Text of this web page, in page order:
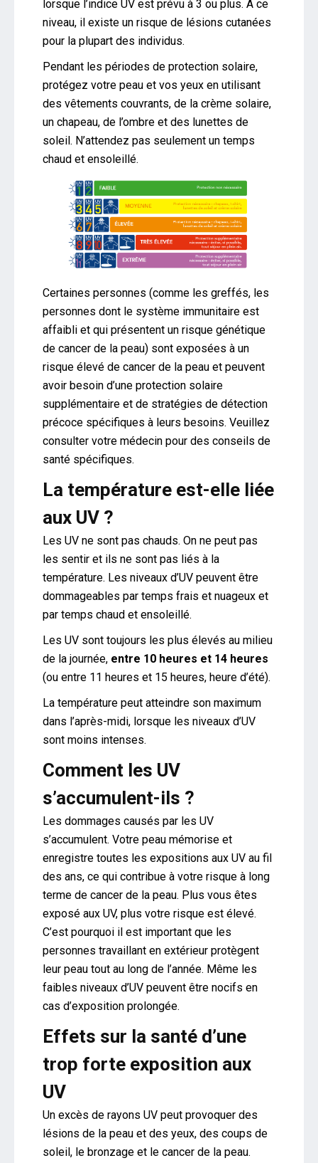
lorsque l’indice UV est prévu à 3 ou plus. À ce
niveau, il existe un risque de lésions cutanées
pour la plupart des individus.
Pendant les périodes de protection solaire,
protégez votre peau et vos yeux en utilisant
des vêtements couvrants, de la crème solaire,
un chapeau, de l’ombre et des lunettes de
soleil. N’attendez pas seulement un temps
chaud et ensoleillé.
Certaines personnes (comme les greffés, les
personnes dont le système immunitaire est
affaibli et qui présentent un risque génétique
de cancer de la peau) sont exposées à un
risque élevé de cancer de la peau et peuvent
avoir besoin d’une protection solaire
supplémentaire et de stratégies de détection
précoce spécifiques à leurs besoins. Veuillez
consulter votre médecin pour des conseils de
santé spécifiques.
La température est-elle liée
aux UV ?
Les UV ne sont pas chauds. On ne peut pas
les sentir et ils ne sont pas liés à la
température. Les niveaux d’UV peuvent être
dommageables par temps frais et nuageux et
par temps chaud et ensoleillé.
Les UV sont toujours les plus élevés au milieu
de la journée, entre 10 heures et 14 heures
(ou entre 11 heures et 15 heures, heure d’été).
La température peut atteindre son maximum
dans l’après-midi, lorsque les niveaux d’UV
sont moins intenses.
Comment les UV
s’accumulent-ils ?
Les dommages causés par les UV
s’accumulent. Votre peau mémorise et
enregistre toutes les expositions aux UV au fil
des ans, ce qui contribue à votre risque à long
terme de cancer de la peau. Plus vous êtes
exposé aux UV, plus votre risque est élevé.
C’est pourquoi il est important que les
personnes travaillant en extérieur protègent
leur peau tout au long de l’année. Même les
faibles niveaux d’UV peuvent être nocifs en
cas d’exposition prolongée.
Effets sur la santé d’une
trop forte exposition aux
UV
Un excès de rayons UV peut provoquer des
lésions de la peau et des yeux, des coups de
soleil, le bronzage et le cancer de la peau.